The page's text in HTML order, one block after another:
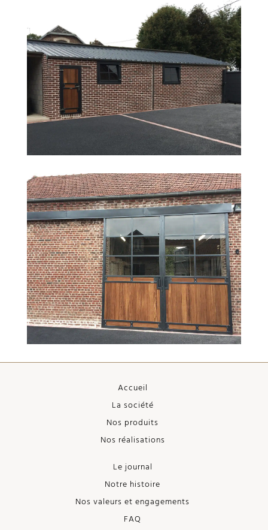
Accueil
La société
Nos produits
Nos réalisations
Le journal
Notre histoire
Nos valeurs et engagements
FAQ